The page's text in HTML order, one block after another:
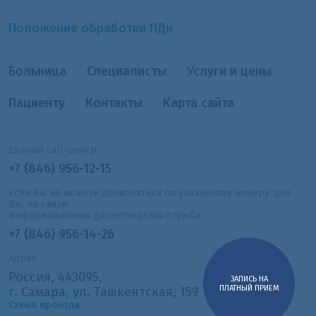
Положение обработки ПДн
Больница Специалисты Услуги и цены
Пациенту Контакты Карта сайта
+7 (846) 956-12-15
+7 (846) 956-14-26
Россия, 443095,
г. Самара, ул. Ташкентская, 159
Схема проезда
ЗАПИСЬ НА
ПЛАТНЫЙ ПРИЕМ